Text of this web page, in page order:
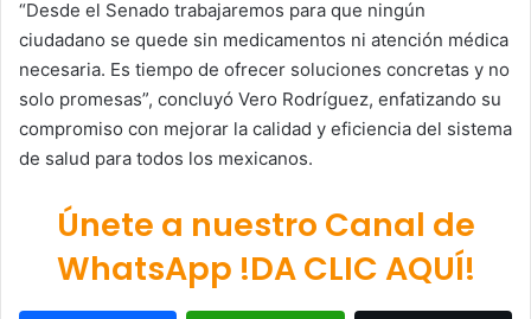
“Desde el Senado trabajaremos para que ningún
ciudadano se quede sin medicamentos ni atención médica
necesaria. Es tiempo de ofrecer soluciones concretas y no
solo promesas”, concluyó Vero Rodríguez, enfatizando su
compromiso con mejorar la calidad y eficiencia del sistema
de salud para todos los mexicanos.
Únete a nuestro Canal de
WhatsApp !DA CLIC AQUÍ!